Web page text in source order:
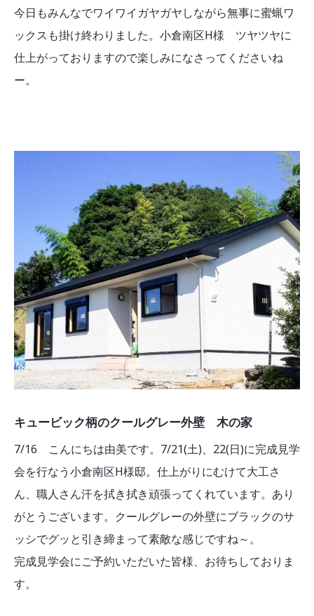
今日もみんなでワイワイガヤガヤしながら無事に蜜蝋ワ
ックスも掛け終わりました。小倉南区H様 ツヤツヤに
仕上がっておりますので楽しみになさってくださいね
ー。
キュービック柄のクールグレー外壁 木の家
7/16 こんにちは由美です。7/21(土)、22(日)に完成見学
会を行なう小倉南区H様邸。仕上がりにむけて大工さ
ん、職人さん汗を拭き拭き頑張ってくれています。あり
がとうございます。クールグレーの外壁にブラックのサ
ッシでグッと引き締まって素敵な感じですね～。
完成見学会にご予約いただいた皆様、お待ちしておりま
す。